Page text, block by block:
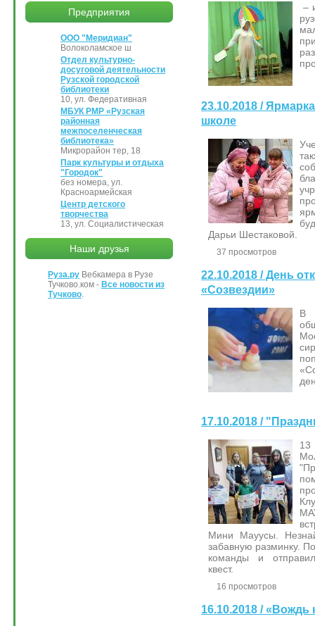
–
23.10.2018 /
школе
Дарьи Шестаковой.
37 просмотров
22.10.2018 / День
«Созвездии»
В
17.10.2018 /
Мини Мауусы.
забавную разминку.
команды и
квест.
16 просмотров
16.10.2018 / «Вождь
Предприятия
ООО "Меридиан"
Волоколамское ш
Отдел культурно-
досуговой деятельности
Рузской городской
библиотеки
10, ул. Федеративная
МБУК РМР «Рузская
районная
межпоселенческая
библиотека»
Микрорайон тер, 18
Парк культуры и отдыха
"Городок"
без номера, ул.
Красноармейская
Центр детского
творчества
13, ул. Социалистическая
Наши друзья
Руза.ру Вебкамера в Рузе
Тучково.ком - Все новости из
Тучково.